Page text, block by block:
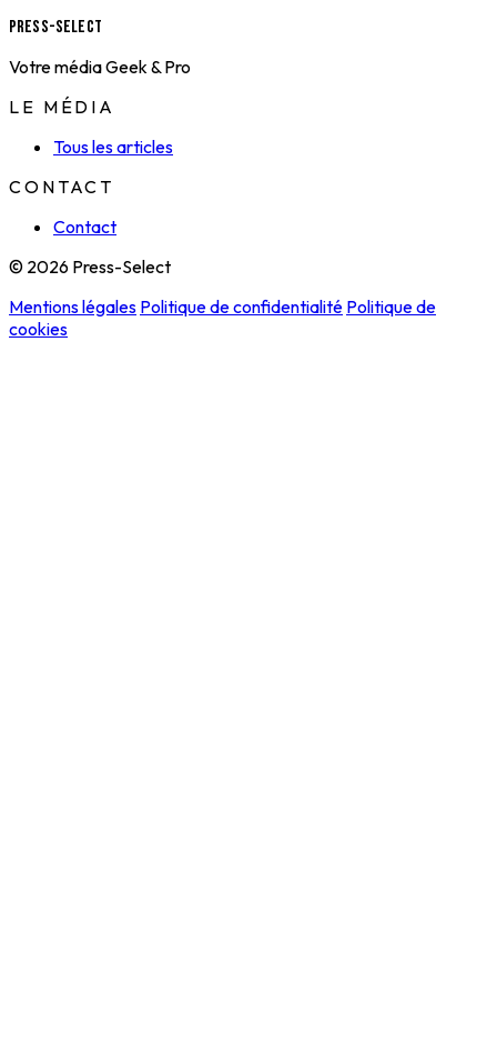
Press-Select
Votre média Geek & Pro
LE MÉDIA
Tous les articles
CONTACT
Contact
© 2026 Press-Select
Mentions légales Politique de confidentialité Politique de
cookies